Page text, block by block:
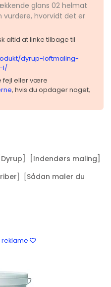
glans 02 helmat
vurdere, hvorvidt det er
altid at linke tilbage til
dyrup-loftmaling-
l/
fejl eller være
, hvis du opdager noget,
[Dyrup] [Indendørs maling]
] [Sådan maler du